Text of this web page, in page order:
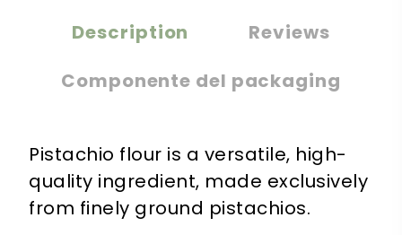
Description
Reviews
Componente del packaging
Pistachio flour is a versatile, high-
quality ingredient, made exclusively
from finely ground pistachios.